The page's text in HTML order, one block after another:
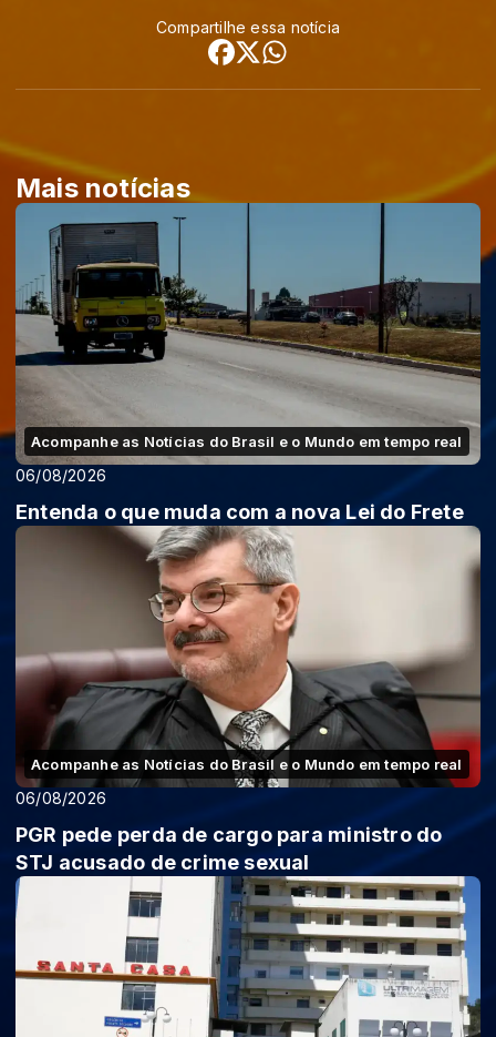
Compartilhe essa notícia
Mais notícias
Acompanhe as Notícias do Brasil e o Mundo em tempo real
06/08/2026
Entenda o que muda com a nova Lei do Frete
Acompanhe as Notícias do Brasil e o Mundo em tempo real
06/08/2026
PGR pede perda de cargo para ministro do
STJ acusado de crime sexual